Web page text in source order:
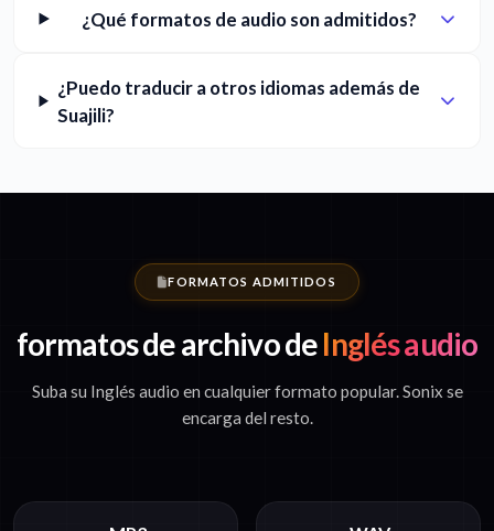
¿Qué formatos de audio son admitidos?
¿Puedo traducir a otros idiomas además de
Suajili?
FORMATOS ADMITIDOS
formatos de archivo deInglés audio
Suba su Inglés audio en cualquier formato popular. Sonix se
encarga del resto.